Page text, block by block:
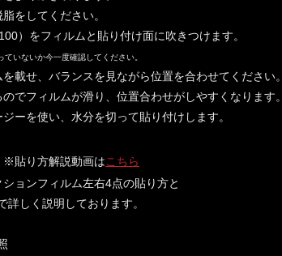
をしてください。
）をフィルムと貼り付け面に吹きつけます。
いないか今一度確認してください。
載せ、バランスを見ながら位置を合わせてください
でフィルムが滑り、位置合わせがしやすくなります
ーを使い、水分を切って貼り付けします。
※貼り方解説動画はこちら
ョンフィルム左右4点の貼り方と
しく説明しております。